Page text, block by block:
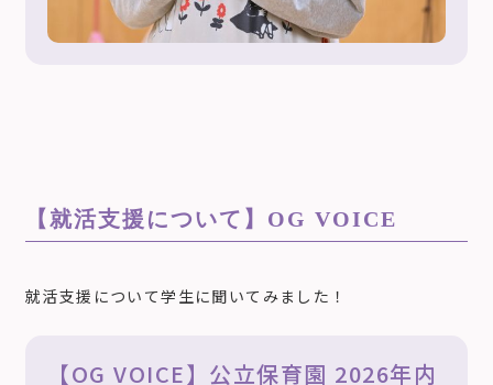
【就活支援について】 OG VOICE
就活支援について学生に聞いてみました！
【OG VOICE】公立保育園 2026年内